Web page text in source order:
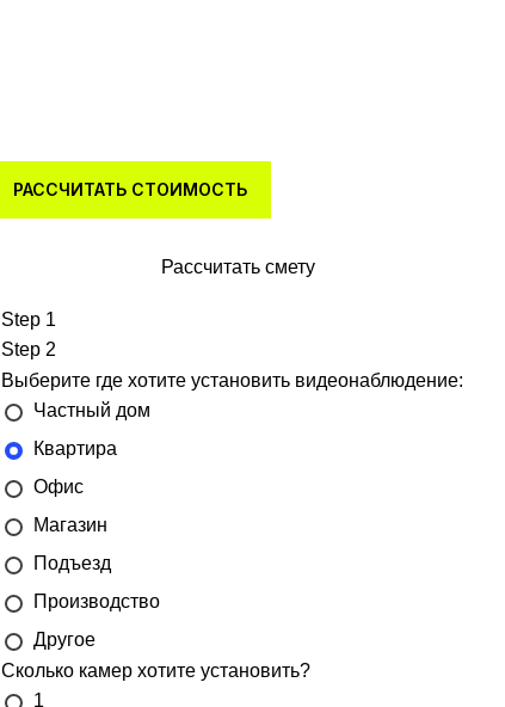
РАССЧИТАТЬ СТОИМОСТЬ
Рассчитать смету
Step 1
Step 2
Выберите где хотите установить видеонаблюдение:
Частный дом
Квартира
Офис
Магазин
Подъезд
Производство
Другое
Сколько камер хотите установить?
1